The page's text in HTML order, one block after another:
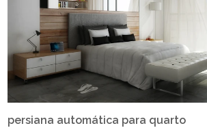
persiana automática para quarto